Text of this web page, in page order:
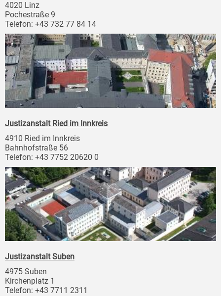
4020 Linz
Pochestraße 9
Telefon: +43 732 77 84 14
Justizanstalt Ried im Innkreis
4910 Ried im Innkreis
Bahnhofstraße 56
Telefon: +43 7752 20620 0
Justizanstalt Suben
4975 Suben
Kirchenplatz 1
Telefon: +43 7711 2311